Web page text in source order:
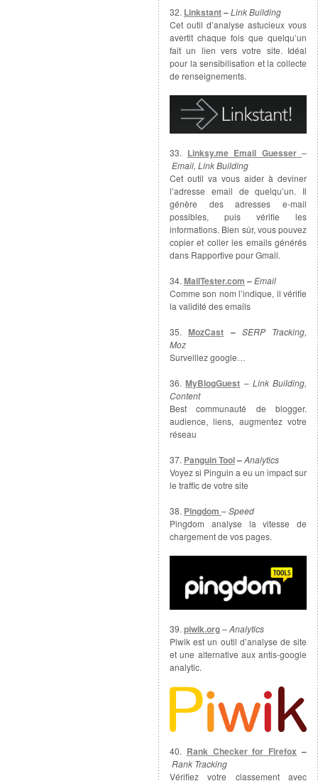
32. Linkstant–Link Building
Cet outil d’analyse astucieux vous
avertit chaque fois que quelqu’un
fait un lien vers votre site. Idéal
pour la sensibilisation et la collecte
de renseignements.
33. Linksy.me Email Guesser –
Email, Link Building
Cet outil va vous aider à deviner
l’adresse email de quelqu’un. Il
génère des adresses e-mail
possibles, puis vérifie les
informations. Bien sûr, vous pouvez
copier et coller les emails générés
dans Rapportive pour Gmail.
34. MailTester.com –Email
Comme son nom l’indique, il vérifie
la validité des emails
35.MozCast – SERP Tracking,
Moz
Surveillez google…
36.MyBlogGuest – Link Building,
Content
Best communauté de blogger.
audience, liens, augmentez votre
réseau
37. Panguin Tool–Analytics
Voyez si Pinguin a eu un impact sur
le traffic de votre site
38. Pingdom –Speed
Pingdom analyse la vitesse de
chargement de vos pages.
39.piwik.org–Analytics
Piwik est un outil d’analyse de site
et une alternative aux antis-google
analytic.
40. Rank Checker for Firefox –
Rank Tracking
Vérifiez votre classement avec